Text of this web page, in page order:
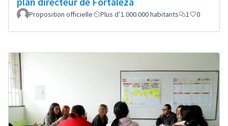
Proposition officielle Plus d’1.000.000 habitants 1 0